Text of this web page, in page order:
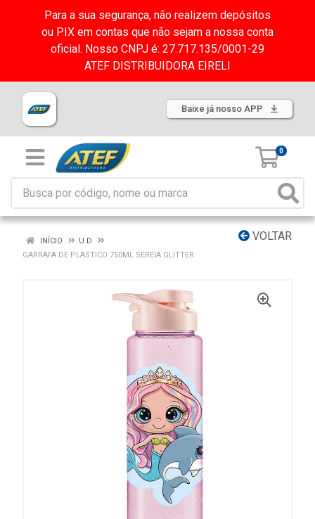
Para a sua segurança, não realizem depósitos
ou PIX em contas que não sejam a nossa conta
oficial. Nosso CNPJ é: 27.717.135/0001-29
ATEF DISTRIBUIDORA EIRELI
Baixe já nosso APP
0
VOLTAR
INÍCIO
U.D
GARRAFA DE PLASTICO 750ML SEREIA GLITTER